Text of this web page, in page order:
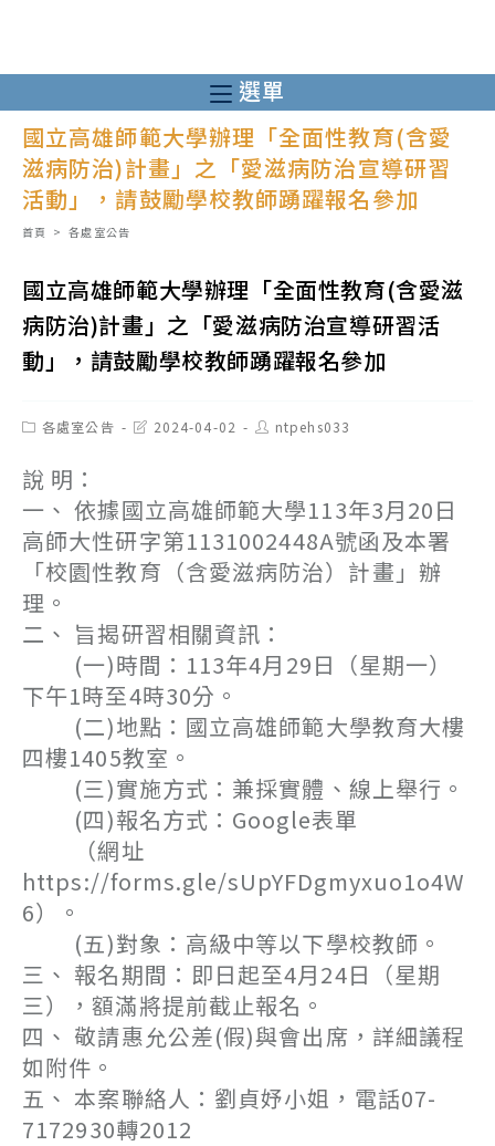
至
主
內
選單
國立高雄師範大學辦理「全面性教育(含愛
滋病防治)計畫」之「愛滋病防治宣導研習
活動」，請鼓勵學校教師踴躍報名參加
首頁 > 各處室公告
國立高雄師範大學辦理「全面性教育(含愛滋
病防治)計畫」之「愛滋病防治宣導研習活
動」，請鼓勵學校教師踴躍報名參加
Post各處室公告
Post2024-04-02
Post
author:
ntpehs033
說 明：
一、 依據國立高雄師範大學113年3月20日
高師大性研字第1131002448A號函及本署
「校園性教育（含愛滋病防治）計畫」辦
理。
二、 旨揭研習相關資訊：
(一)時間：113年4月29日（星期一）
下午1時至4時30分。
(二)地點：國立高雄師範大學教育大樓
四樓1405教室。
(三)實施方式：兼採實體、線上舉行。
(四)報名方式：Google表單
（網址
https://forms.gle/sUpYFDgmyxuo1o4W
6）。
(五)對象：高級中等以下學校教師。
三、 報名期間：即日起至4月24日（星期
三），額滿將提前截止報名。
四、 敬請惠允公差(假)與會出席，詳細議程
如附件。
五、 本案聯絡人：劉貞妤小姐，電話07-
7172930轉2012